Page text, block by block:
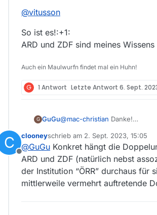
@vitusson
So ist es!:+1:
ARD und ZDF sind meines
Auch ein Maulwurfn findet mal ein Huhn!
G 1 Antwort Letzte Antwort 6. Sept.
G GuGu@mac-christian Danke!
C
Offline
clooneyschrieb am 2. Sept. 2023, 15:05
zuletzt editiert von
@GuGu Konkret hängt die
ARD und ZDF (natürlich nebst
der Institution “ÖRR” durchaus
mittlerweile vermehrt auftretende